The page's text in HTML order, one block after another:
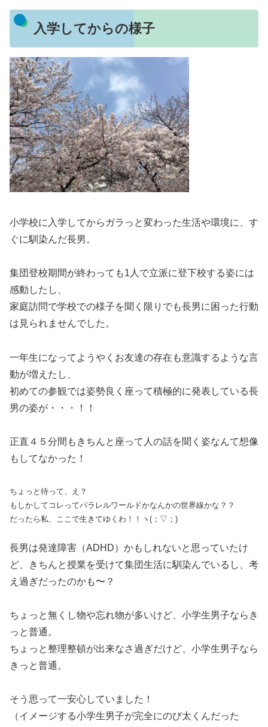
入学してからの様子
小学校に入学してからガラっと変わった生活や環境に、す
ぐに馴染んだ長男。
集団登校期間が終わっても1人で立派に登下校する姿には
感動したし、
家庭訪問で学校での様子を聞く限りでも長男に困った行動
は見られませんでした。
一年生になってようやくお友達の存在も意識するような言
動が増えたし、
初めての参観では姿勢良く座って積極的に発表している長
男の姿が・・・！！
正直４５分間もきちんと座って人の話を聞く姿なんて想像
もしてなかった！
ちょっと待って、え？
もしかしてコレってパラレルワールドかなんかの世界線かな？？
だったら私、ここで生きてゆくわ！！ヽ(；▽；)
長男は発達障害（ADHD）かもしれないと思っていたけ
ど、きちんと授業を受けて集団生活に馴染んでいるし、考
え過ぎだったのかも〜？
ちょっと無くし物や忘れ物が多いけど、小学生男子ならき
っと普通。
ちょっと整理整頓が出来なさ過ぎだけど、小学生男子なら
きっと普通。
そう思って一安心していました！
（イメージする小学生男子が完全にのび太くんだった